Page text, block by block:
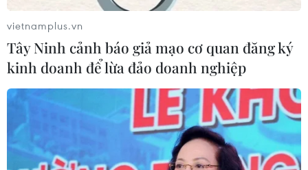
Đảng Cộng hòa đề xuất dự luật trao
thêm thẩm quyền thuế quan cho ông
Trump
07/08/2026 00:33
Giá vàng thế giới quay đầu giảm nhẹ
do áp lực chốt lời
vietnamplus.vn
Tây Ninh cảnh báo giả mạo cơ quan đăng ký
kinh doanh để lừa đảo doanh nghiệp